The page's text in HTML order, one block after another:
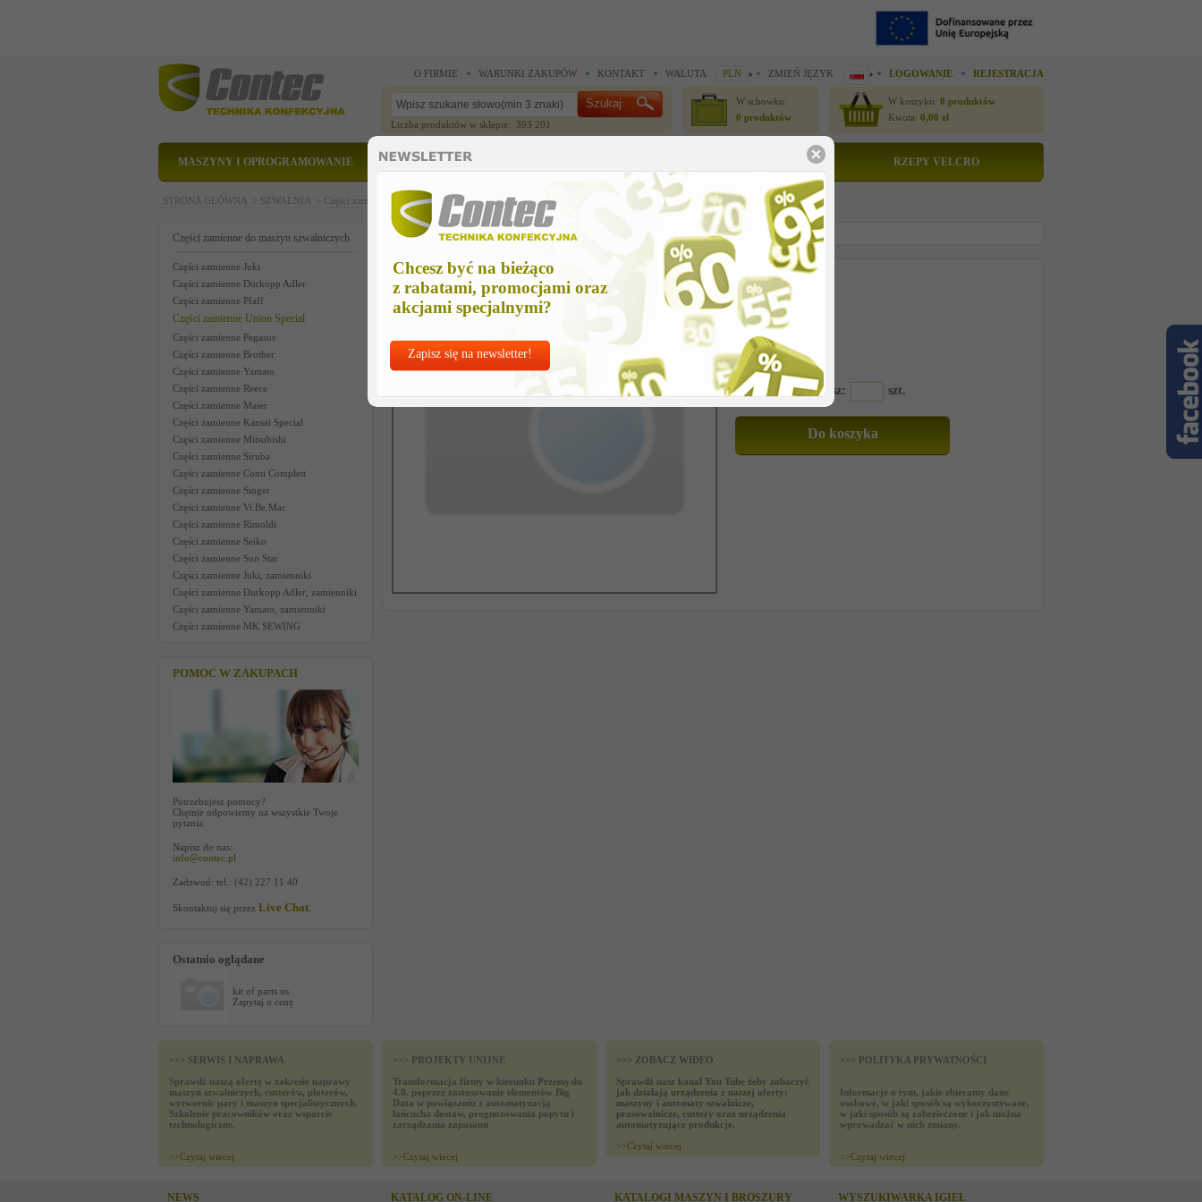
Chcesz być na bieżąco
z rabatami, promocjami oraz
akcjami specjalnymi?
Zapisz się na newsletter!
O FIRMIE WARUNKI ZAKUPÓW KONTAKT WALUTA PLN ZMIEŃ JĘZYK LOGOWANIE REJESTRACJA
Liczba produktów w sklepie: 393 201
W schowku:
0 produktów
W koszyku: 0 produktów
Kwota: 0,00 zł
MASZYNY I OPROGRAMOWANIE CZĘŚCI ZAMIENNE RZEPY VELCRO
STRONA GŁÓWNA > SZWALNIA > Części zamienne do maszyn szwalniczych >Części zamienne Union Special > kit of parts us
Części zamienne do maszyn szwalniczych
Części zamienne Juki
Części zamienne Durkopp Adler
Części zamienne Pfaff
Części zamienne Union Special
Części zamienne Pegasus
Części zamienne Brother
Części zamienne Yamato
Części zamienne Reece
Części zamienne Maier
Części zamienne Kansai Special
Części zamienne Mitsubishi
Części zamienne Siruba
Części zamienne Conti Complett
Części zamienne Singer
Części zamienne Vi.Be.Mac
Części zamienne Rimoldi
Części zamienne Seiko
Części zamienne Sun Star
Części zamienne Juki, zamienniki
Części zamienne Durkopp Adler, zamienniki
Części zamienne Yamato, zamienniki
Części zamienne MK SEWING
POMOC W ZAKUPACH
Potrzebujesz pomocy?
Chętnie odpowiemy na wszystkie Twoje
pytania.
Napisz do nas:
info@contec.pl
Zadzwoń: tel.: (42) 227 11 40
Skontaktuj się przez Live Chat
Ostatnio oglądane
kit of parts us
Zapytaj o cenę
kit of parts us
Cena netto
Zapytaj o cenę
Nr kat:U-29916TCE
Ile sztuk zamawiasz: szt.
>>> SERWIS I NAPRAWA
Sprawdź naszą ofertę w zakresie naprawy
maszyn szwalniczych, cutterów, ploterów,
wytwornic pary i maszyn specjalistycznych.
Szkolenie pracowników oraz wsparcie
technologiczne.
>>Czytaj wiecej
>>> PROJEKTY UNIJNE
Transformacja firmy w kierunku Przemysłu
4.0. poprzez zastosowanie elementów Big
Data w powiązaniu z automatyzacją
łańcucha dostaw, prognozowania popytu i
zarządzania zapasami
>>Czytaj wiecej
>>> ZOBACZ WIDEO
Sprawdź nasz kanał You Tube żeby zobaczyć
jak działają urządzenia z naszej oferty:
maszyny i automaty szwalnicze,
prasowalnicze, cuttery oraz urządzenia
automatyzujące produkcje.
>>Czytaj wiecej
>>> POLITYKA PRYWATNOŚCI
Informacje o tym, jakie zbieramy dane
osobowe, w jaki sposób są wykorzystywane,
w jaki sposób są zabezieczone i jak można
wprowadzać w nich zmiany.
>>Czytaj wiecej
NEWS KATALOG ON-LINE KATALOGI MASZYN I BROSZURY WYSZUKIWARKA IGIEŁ